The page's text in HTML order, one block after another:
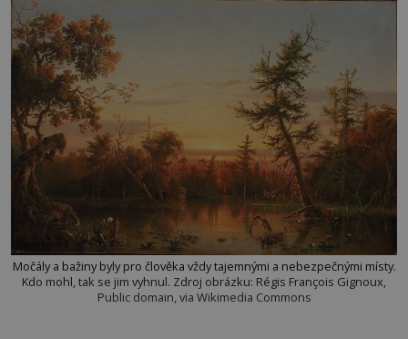
Močály a bažiny byly pro člověka vždy tajemnými a nebezpečnými místy.
Kdo mohl, tak se jim vyhnul. Zdroj obrázku: Régis François Gignoux,
Public domain, via Wikimedia Commons